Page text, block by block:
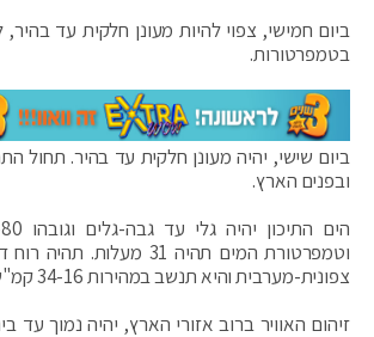
ביום חמישי, צפוי להיות מעונן חלקית עד
בטמפרטורות.
ביום שישי, יהיה מעונן חלקית עד בהיר. תחול
ובפנים הארץ.
וטמפרטורת המים תהיה 31
צפונית-מערבית והיא תנשב במהירות 34-16 קמ"ש.
זיהום האוויר ברוב אזורי הארץ, יהיה נמוך עד